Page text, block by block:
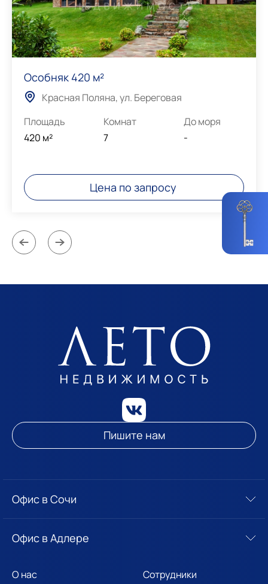
Особняк 420 м²
Красная Поляна, ул. Береговая
Площадь
420 м²
Комнат
7
До моря
-
Цена по запросу
Пишите нам
Офис в Сочи
Офис в Адлере
О нас Сотрудники